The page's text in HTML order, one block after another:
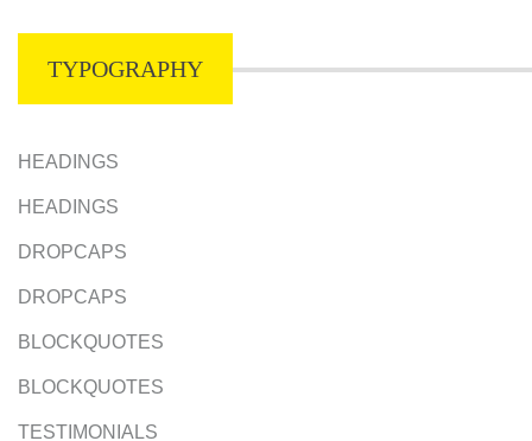
TYPOGRAPHY
HEADINGS
HEADINGS
DROPCAPS
DROPCAPS
BLOCKQUOTES
BLOCKQUOTES
TESTIMONIALS